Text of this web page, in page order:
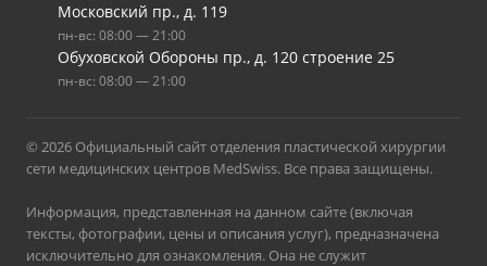
Московский пр., д. 119
пн-вс: 08:00 — 21:00
Обуховской Обороны пр., д. 120 строение 25
пн-вс: 08:00 — 21:00
© 2026 Официальный сайт отделения пластической хирургии
сети медицинских центров MedSwiss. Все права защищены.
Информация, представленная на данном сайте (включая
тексты, фотографии, цены и описания услуг), предназначена
исключительно для ознакомления. Она не служит